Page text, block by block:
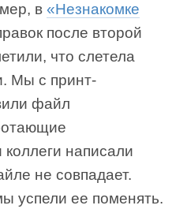
в «Незнакомке
после второй
что слетела
Мы с принт-
файл
написали
не совпадает.
успели ее поменять.